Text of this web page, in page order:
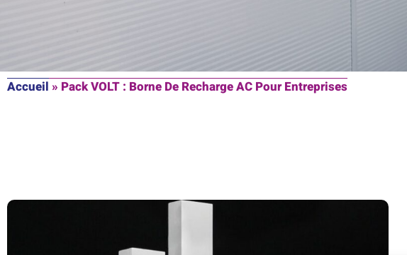
Accueil » Pack VOLT : Borne De Recharge AC Pour Entreprises